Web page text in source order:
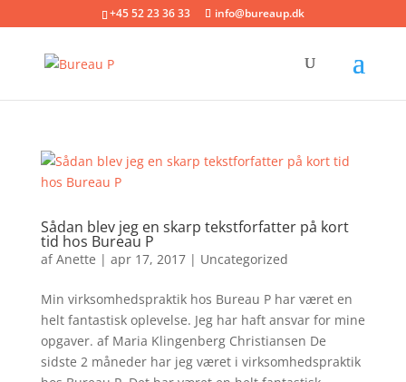
+45 52 23 36 33 info@bureaup.dk
Sådan blev jeg en skarp tekstforfatter på kort
tid hos Bureau P
afAnette | apr 17, 2017| Uncategorized
Min virksomhedspraktik hos Bureau P har været en
helt fantastisk oplevelse. Jeg har haft ansvar for mine
opgaver. af Maria Klingenberg Christiansen De
sidste 2 måneder har jeg været i virksomhedspraktik